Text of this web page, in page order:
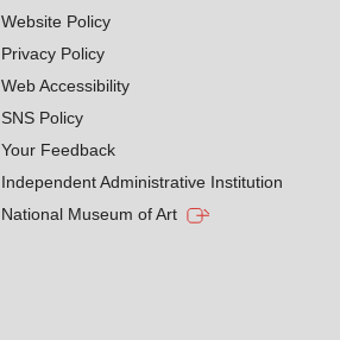
Website Policy
Privacy Policy
Web Accessibility
SNS Policy
Your Feedback
Independent Administrative Institution
National Museum of Art